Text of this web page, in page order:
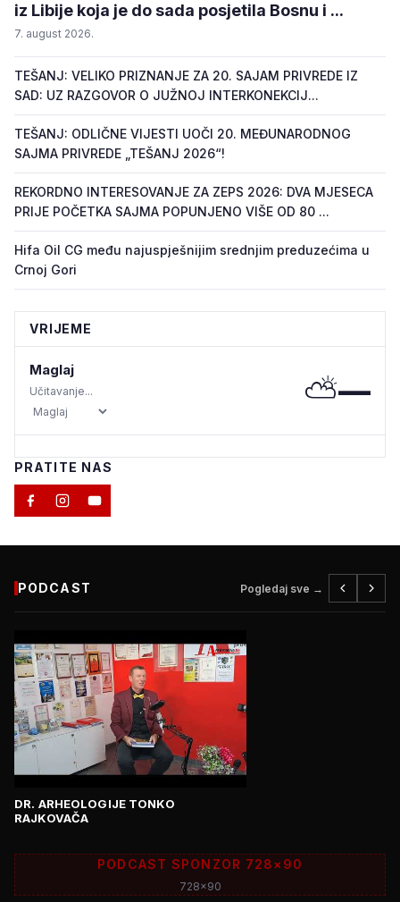
iz Libije koja je do sada posjetila Bosnu i ...
7. august 2026.
TEŠANJ: VELIKO PRIZNANJE ZA 20. SAJAM PRIVREDE IZ
SAD: UZ RAZGOVOR O JUŽNOJ INTERKONEKCIJ...
TEŠANJ: ODLIČNE VIJESTI UOČI 20. MEĐUNARODNOG
SAJMA PRIVREDE „TEŠANJ 2026“!
REKORDNO INTERESOVANJE ZA ZEPS 2026: DVA MJESECA
PRIJE POČETKA SAJMA POPUNJENO VIŠE OD 80 ...
Hifa Oil CG među najuspješnijim srednjim preduzećima u
Crnoj Gori
VRIJEME
Maglaj
Učitavanje... ⛅—
PRATITE NAS
PODCAST Pogledaj sve →
DR. ARHEOLOGIJE TONKO
RAJKOVAČA
PODCAST SPONZOR 728×90
728x90